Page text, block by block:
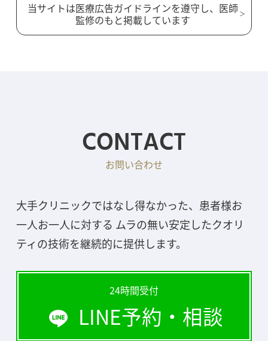
当サイトは医療広告ガイドラインを遵守し、医師
監修のもと掲載しています
CONTACT
お問い合わせ
大手クリニックではなし得なかった、患者様お
一人お一人に対する ムラの無い安定したクオリ
ティの技術を継続的に提供します。
24時間受付
LINE予約・相談